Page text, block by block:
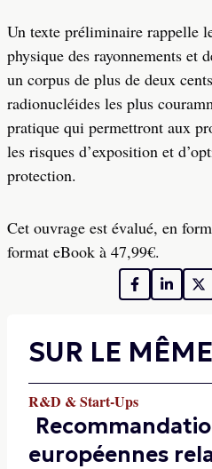
Un texte préliminaire rappelle
physique des rayonnements et
un corpus de plus de deux
radionucléides les plus
pratique qui permettront aux
les risques d’exposition et
protection.
Cet ouvrage est évalué, en
format eBook à 47,99€.
SUR LE
R&D & Start-Ups
européennes